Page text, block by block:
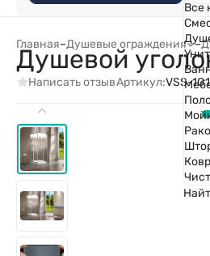
Все
Главная–Душевые ограждения –
Душевой
Написать отзывАртикул:VSS-